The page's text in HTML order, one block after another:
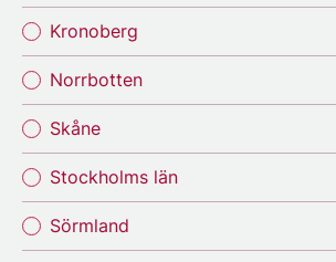
Kronoberg
Norrbotten
Skåne
Stockholms län
Sörmland